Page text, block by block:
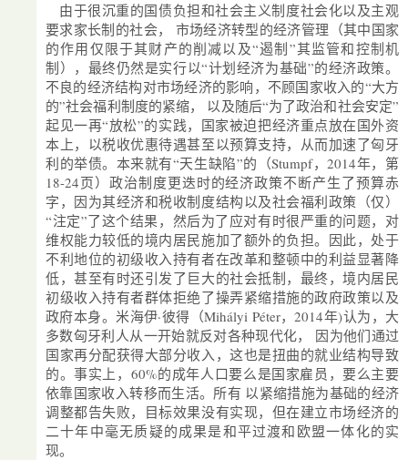
由于很沉重的国债负担和社会主义制度社会化以及主观
要求家长制的社会， 市场经济转型的经济管理（其中国家
的作用仅限于其财产的削减以及“遏制”其监管和控制机
制），最终仍然是实行以“计划经济为基础”的经济政策。
不良的经济结构对市场经济的影响，不顾国家收入的“大方
的”社会福利制度的紧缩， 以及随后“为了政治和社会安定”
起见一再“放松”的实践，国家被迫把经济重点放在国外资
本上，以税收优惠待遇甚至以预算支持，从而加速了匈牙
利的举债。本来就有“天生缺陷”的（Stumpf，2014年，第
18-24页）政治制度更迭时的经济政策不断产生了预算赤
字，因为其经济和税收制度结构以及社会福利政策（仅）
“注定”了这个结果，然后为了应对有时很严重的问题，对
维权能力较低的境内居民施加了额外的负担。因此，处于
不利地位的初级收入持有者在改革和整顿中的利益显著降
低，甚至有时还引发了巨大的社会抵制，最终，境内居民
初级收入持有者群体拒绝了操弄紧缩措施的政府政策以及
政府本身。米海伊·彼得（Mihályi Péter，2014年)认为，大
多数匈牙利人从一开始就反对各种现代化， 因为他们通过
国家再分配获得大部分收入，这也是扭曲的就业结构导致
的。事实上，60%的成年人口要么是国家雇员，要么主要
依靠国家收入转移而生活。所有 以紧缩措施为基础的经济
调整都告失败，目标效果没有实现，但在建立市场经济的
二十年中毫无质疑的成果是和平过渡和欧盟一体化的实
现。